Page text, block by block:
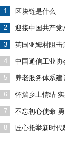
号召成立
1 区块链是什么
2 迎接中国共产党
3 英国亚姆村阻击
4 中国通信工业协
5 养老服务体系建
6 怀揣乡土情结
7 不忘初心使命
8 匠心托举新时代